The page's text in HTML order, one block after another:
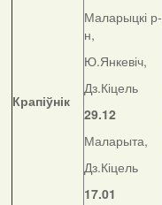
Крапіўнік
Маларыцкі р-
н,
Ю.Янкевіч,
Дз.Кіцель
29.12
Маларыта,
Дз.Кіцель
17.01